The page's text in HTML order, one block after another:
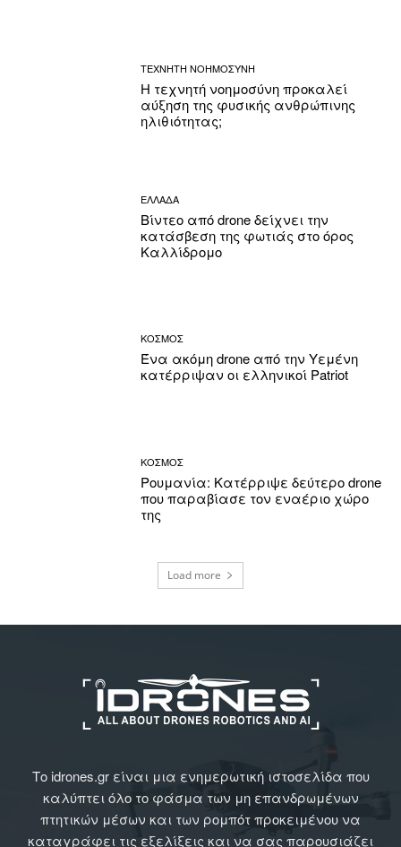
ΤΕΧΝΗΤΗ ΝΟΗΜΟΣΥΝΗ
Η τεχνητή νοημοσύνη προκαλεί
αύξηση της φυσικής ανθρώπινης
ηλιθιότητας;
ΕΛΛΑΔΑ
Βίντεο από drone δείχνει την
κατάσβεση της φωτιάς στο όρος
Καλλίδρομο
ΚΟΣΜΟΣ
Ένα ακόμη drone από την Υεμένη
κατέρριψαν οι ελληνικοί Patriot
ΚΟΣΜΟΣ
Ρουμανία: Κατέρριψε δεύτερο drone
που παραβίασε τον εναέριο χώρο
της
Load more
Το idrones.gr είναι μια ενημερωτική ιστοσελίδα που
καλύπτει όλο το φάσμα των μη επανδρωμένων
πτητικών μέσων και των ρομπότ προκειμένου να
καταγράφει τις εξελίξεις και να σας παρουσιάζει